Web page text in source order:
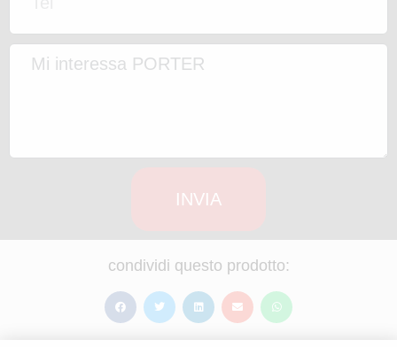
INVIA
condividi questo prodotto: